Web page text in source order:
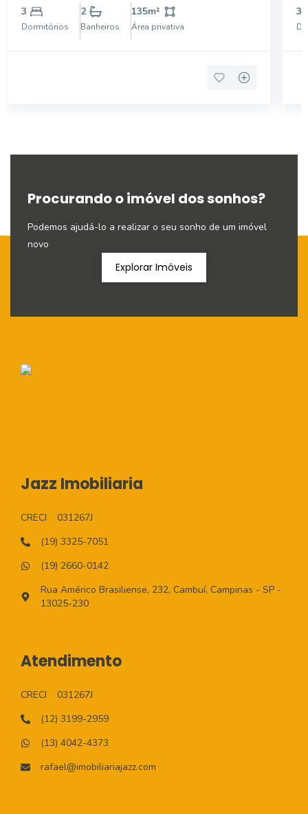
construída: 135 m² Características do imóvel: Sala
ampla e bem iluminada Cozinha integrada à copa
3
Dormitórios
2
Banheiros
135m²
Área privativa
3
Procurando o imóvel dos sonhos?
Podemos ajudá-lo a realizar o seu sonho de um imóvel
novo
Explorar Imóveis
Jazz Imobiliaria
CRECI
031267J
(19) 3325-7051
(19) 2660-0142
Rua Américo Brasiliense, 232, Cambuí, Campinas - SP -
13025-230
Atendimento
CRECI
031267J
(12) 3199-2959
(13) 4042-4373
rafael@imobiliariajazz.com